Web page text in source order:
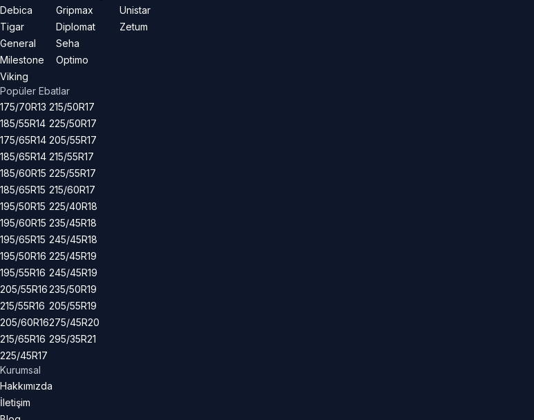
Debica
Tigar
General
Milestone
Viking
Gripmax
Diplomat
Seha
Optimo
Unistar
Zetum
Popüler Ebatlar
175/70R13
185/55R14
175/65R14
185/65R14
185/60R15
185/65R15
195/50R15
195/60R15
195/65R15
195/50R16
195/55R16
205/55R16
215/55R16
205/60R16
215/65R16
225/45R17
215/50R17
225/50R17
205/55R17
215/55R17
225/55R17
215/60R17
225/40R18
235/45R18
245/45R18
225/45R19
245/45R19
235/50R19
205/55R19
275/45R20
295/35R21
Kurumsal
Hakkımızda
İletişim